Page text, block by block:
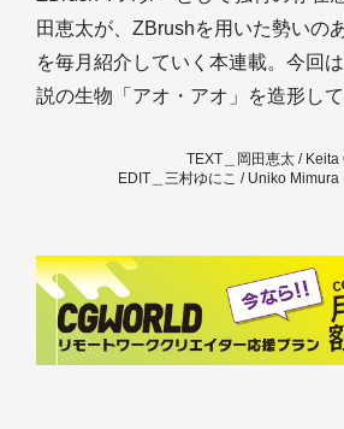
田恵太が、ZBrushを用いた勢いの
を毎月紹介していく本連載。今回
説の生物「アオ・アオ」を造形して
TEXT＿岡田恵太 / Keita
EDIT＿三村ゆにこ / Uniko Mimura